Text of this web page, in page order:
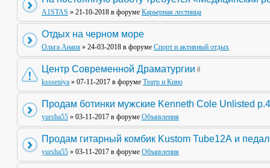
A1STAS » 21-10-2018 в форуме Карьерная лестница
Отдых на черном море
Ольга Анапа » 24-03-2018 в форуме Спорт и активный отдых
Центр Современной Драматургии
kssseniya » 07-11-2017 в форуме Театр и Кино
Продам ботинки мужские Kenneth Cole Unlisted
yursha55 » 03-11-2017 в форуме Объявления
Продам гитарный комбик Kustom Tube12А и
yursha55 » 03-11-2017 в форуме Объявления